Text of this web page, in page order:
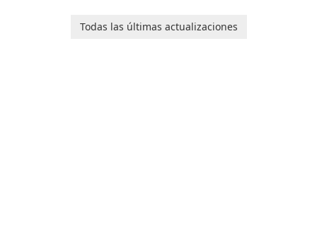
designed to help you
Todas las últimas actualizaciones